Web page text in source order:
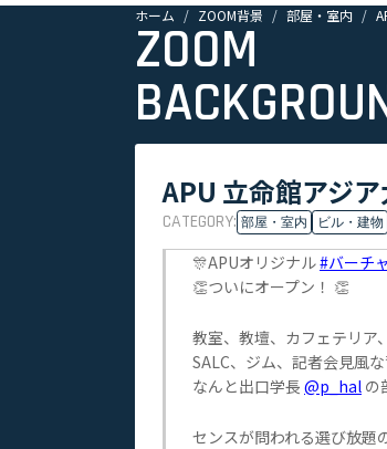
ホーム ZOOM背景 部屋・室内
ZOOM
APU 立命館アジ
CATEGORY: 部屋・室内 ビル・建物
🎊APUオリジナル#バーチ
👏ついにオープン！ 👏
教室、教壇、カフェテリア、
SALC、ジム、記者会見風
なんと出口学長 @p_hal の
センスが問われる選び放題